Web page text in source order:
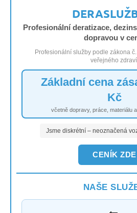
Profesionální deratizace,
dopravou v
Profesionální služby podle zákona
veřejného
Základní cena
Kč
včetně dopravy, práce, materiálu
Jsme diskrétní – neoznačená
CENÍK ZDE
NAŠE